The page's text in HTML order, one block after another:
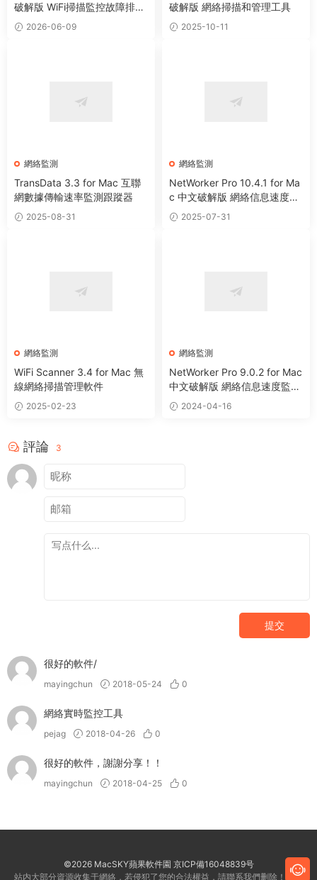
破解版 WiFi掃描監控故障排除
軟件2026-06-09
破解版 網絡掃描和管理工具
2025-10-11
網絡監測
TransData 3.3 for Mac 互聯
網數據傳輸速率監測跟蹤器
2025-08-31
網絡監測
NetWorker Pro 10.4.1 for Ma
c 中文破解版 網絡信息速度監
測工具
2025-07-31
網絡監測
WiFi Scanner 3.4 for Mac 無
線網絡掃描管理軟件
2025-02-23
網絡監測
NetWorker Pro 9.0.2 for Mac
中文破解版 網絡信息速度監測
工具2024-04-16
評論 3
提交
很好的軟件/
mayingchun 2018-05-24 0
網絡實時監控工具
pejag 2018-04-26 0
很好的軟件，謝謝分享！！
mayingchun 2018-04-25 0
©2026 MacSKY蘋果軟件園 京ICP備16048839号
站内大部分資源收集于網絡，若侵犯了您的合法權益，請聯系我們删除！客服